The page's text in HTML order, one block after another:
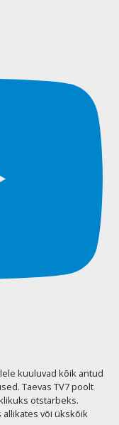
kuuluvad kõik antud
Taevas TV7 poolt
otstarbeks.
allikates või ükskõik